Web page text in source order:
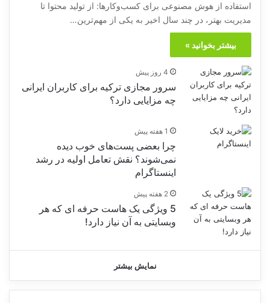
استفاده از هوش مصنوعی برای کسب‌وکارها: از تولید محتوا تا
مدیریت بهتر، در چند سال اخیر به یکی از مهم‌ترین…
بیشتر بخوانید »
4 روز پیش
سرور مجازی ترکیه برای کاربران ایرانی
چه مزایایی دارد؟
1 هفته پیش
چرا بعضی پست‌های خوب دیده
نمی‌شوند؟ نقش تعامل اولیه در رشد
اینستاگرام
2 هفته پیش
5 ویژگی یک هاست حرفه ای که هر
وبسایتی به آن نیاز دارد!
نمایش بیشتر